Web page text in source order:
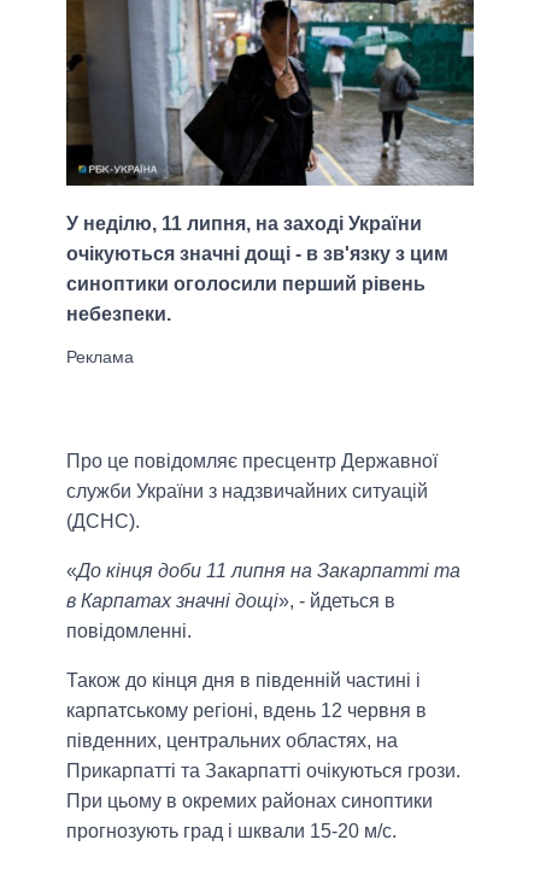
У неділю, 11 липня, на заході України
очікуються значні дощі - в зв'язку з цим
синоптики оголосили перший рівень
небезпеки.
Про це повідомляє пресцентр Державної
служби України з надзвичайних ситуацій
(ДСНС).
«До кінця доби 11 липня на Закарпатті та
в Карпатах значні дощі», - йдеться в
повідомленні.
Також до кінця дня в південній частині і
карпатському регіоні, вдень 12 червня в
південних, центральних областях, на
Прикарпатті та Закарпатті очікуються грози.
При цьому в окремих районах синоптики
прогнозують град і шквали 15-20 м/с.